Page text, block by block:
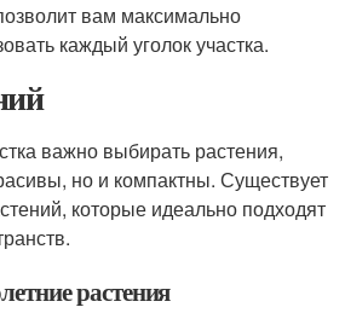
вам максимально
каждый уголок участка.
важно выбирать растения,
но и компактны. Существует
которые идеально подходят
растения